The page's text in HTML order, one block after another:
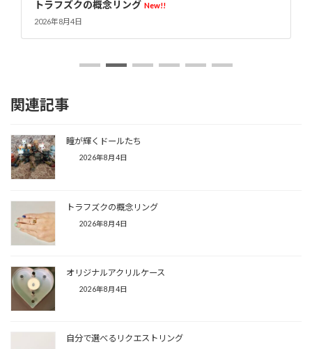
概念リング New!!
関連記事
瞳が輝くドールたち
2026年8月4日
トラフズクの概念リング
2026年8月4日
オリジナルアクリルケース
2026年8月4日
自分で選べるリクエストリング